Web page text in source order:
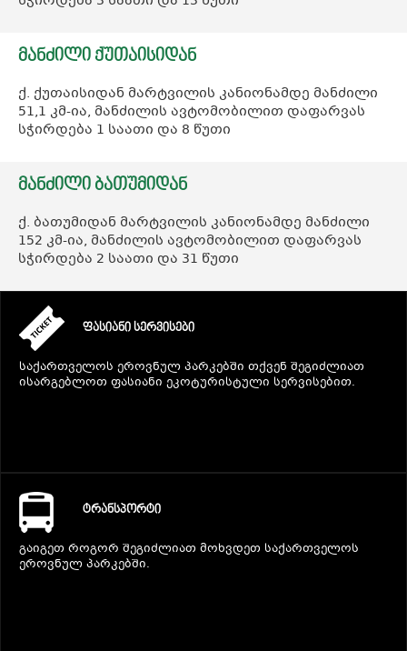
ᲛᲐᲜᲫᲘᲚᲘ ᲥᲣᲗᲐᲘᲡᲘᲓᲐᲜ
ქ. ქუთაისიდან მარტვილის კანიონამდე მანძილი
51,1 კმ-ია, მანძილის ავტომობილით დაფარვას
სჭირდება 1 საათი და 8 წუთი
ᲛᲐᲜᲫᲘᲚᲘ ᲑᲐᲗᲣᲛᲘᲓᲐᲜ
ქ. ბათუმიდან მარტვილის კანიონამდე მანძილი
152 კმ-ია, მანძილის ავტომობილით დაფარვას
სჭირდება 2 საათი და 31 წუთი
ᲤᲐᲡᲘᲐᲜᲘ ᲡᲔᲠᲕᲘᲡᲔᲑᲘ
საქართველოს ეროვნულ პარკებში თქვენ შეგიძლიათ
ისარგებლოთ ფასიანი ეკოტურისტული სერვისებით.
ᲢᲠᲐᲜᲡᲞᲝᲠᲢᲘ
გაიგეთ როგორ შეგიძლიათ მოხვდეთ საქართველოს
ეროვნულ პარკებში.